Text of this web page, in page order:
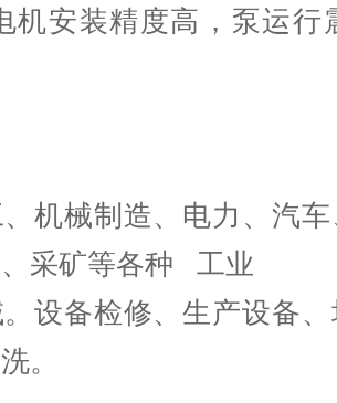
机安装精度高，泵运行
机械制造、电力、汽
采矿等各种 工业
设备检修、生产设备
。